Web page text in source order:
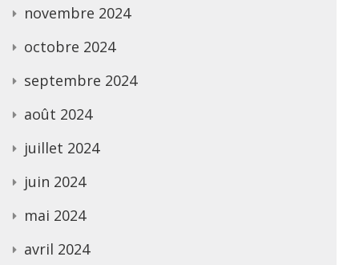
novembre 2024
octobre 2024
septembre 2024
août 2024
juillet 2024
juin 2024
mai 2024
avril 2024